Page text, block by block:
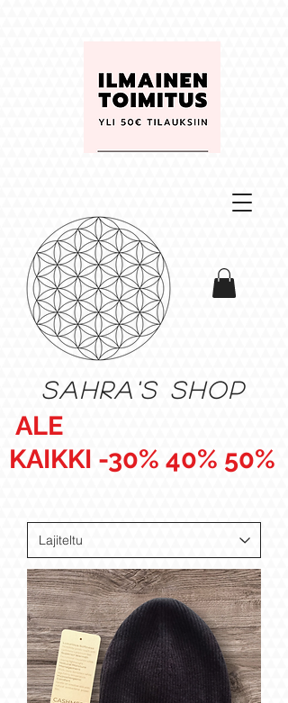
Sahra's shop
ALE
KAIKKI -30% 40% 50%